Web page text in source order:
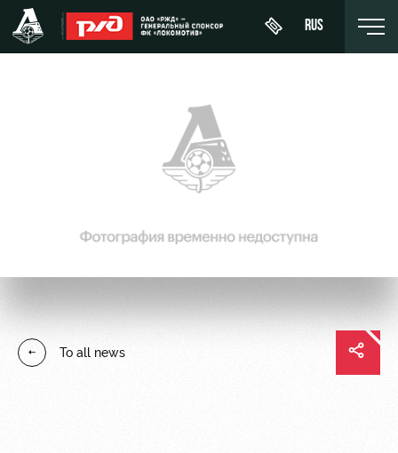
RUS
table
Coaching
ticket
VIP Boxes
ВИП-ЗОНЫ
СЕМЕЙНЫЙ
About
Sponsors
Contacts
Youth
19)
To all news